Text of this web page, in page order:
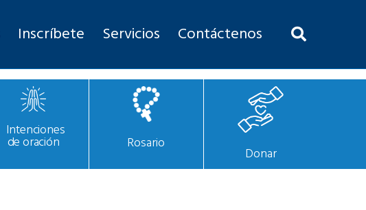
Inscríbete Servicios Contáctenos
Intenciones
de oración Rosario
Donar